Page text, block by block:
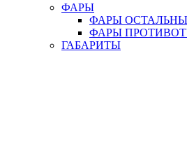
ФАРЫ
ФАРЫ
ФАРЫ
ГАБАРИТЫ